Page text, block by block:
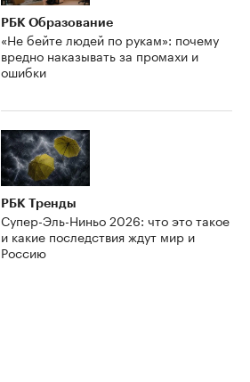
РБК Образование
«Не бейте людей по рукам»: почему
вредно наказывать за промахи и
ошибки
РБК Тренды
Супер-Эль-Ниньо 2026: что это такое
и какие последствия ждут мир и
Россию